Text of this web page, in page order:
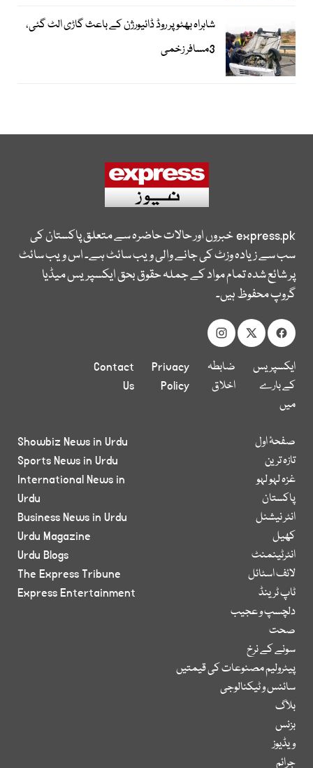
شاہراہ بھٹو پر روڈ ڈائیورژن کے باعث گاڑی الٹ گئی،
3مسافر زخمی
express.pkخبروں اور حالات حاضرہ سے متعلق پاکستان کی
سب سے زیادہ وزٹ کی جانے والی ویب سائٹ ہے۔ اس ویب سائٹ
پر شائع شدہ تمام مواد کے جملہ حقوق بحق ایکسپریس میڈیا
گروپ محفوظ ہیں۔
ایکسپریس
کے بارے
میں
ضابطہ
اخلاق
Privacy
Policy
Contact
Us
صفحۂ اول
تازہ ترین
غزہ لہو لہو
پاکستان
انٹر نیشنل
کھیل
انٹرٹینمنٹ
لائف اسٹائل
ٹاپ ٹرینڈ
دلچسپ و عجیب
صحت
سونے کے نرخ
پیٹرولیم مصنوعات کی قیمتیں
سائنس و ٹیکنالوجی
بلاگ
بزنس
ویڈیوز
جرائم
Showbiz News in Urdu
Sports News in Urdu
International News in
Urdu
Business News in Urdu
Urdu Magazine
Urdu Blogs
The Express Tribune
Express Entertainment